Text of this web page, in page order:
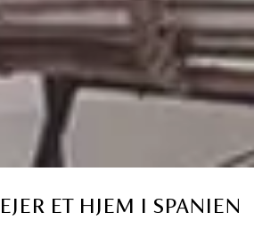
ET HJEM I SPANIEN